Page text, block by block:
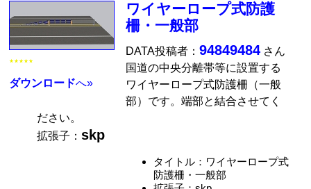
★★★★★
ダウンロードへ»
ワイヤーロープ式防護
柵・一般部
DATA投稿者：94849484 さん
国道の中央分離帯等に設置する
ワイヤーロープ式防護柵（一般
部）です。端部と結合させてく
ださい。
拡張子：skp
タイトル：ワイヤーロープ式
防護柵・一般部